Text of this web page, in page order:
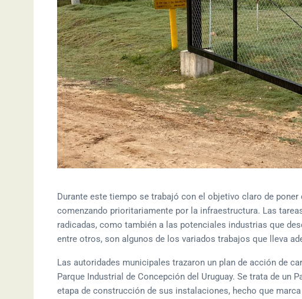
Durante este tiempo se trabajó con el objetivo claro de poner
comenzando prioritariamente por la infraestructura. Las
radicadas, como también a las potenciales industrias que
entre otros, son algunos de los variados trabajos que lleva
Las autoridades municipales trazaron un plan de acción de
Parque Industrial de Concepción del Uruguay. Se trata de un
etapa de construcción de sus instalaciones, hecho que